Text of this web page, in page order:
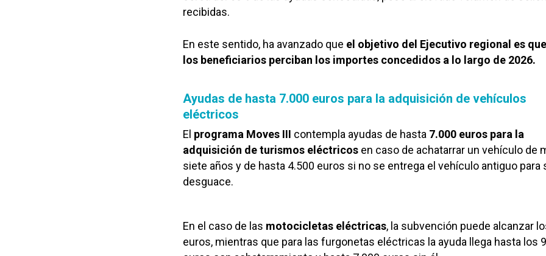
recibidas.
En este sentido, ha avanzado que el objetivo del Ejecutivo regional es
los beneficiarios perciban los importes concedidos a lo largo de 2026.
Ayudas de hasta 7.000 euros para la adquisición de vehículos
eléctricos
El programa Moves III contempla ayudas de hasta 7.000 euros para la
adquisición de turismos eléctricos en caso de achatarrar un vehículo de
siete años y de hasta 4.500 euros si no se entrega el vehículo antiguo para
desguace.
En el caso de las motocicletas eléctricas, la subvención puede alcanzar
euros, mientras que para las furgonetas eléctricas la ayuda llega hasta los